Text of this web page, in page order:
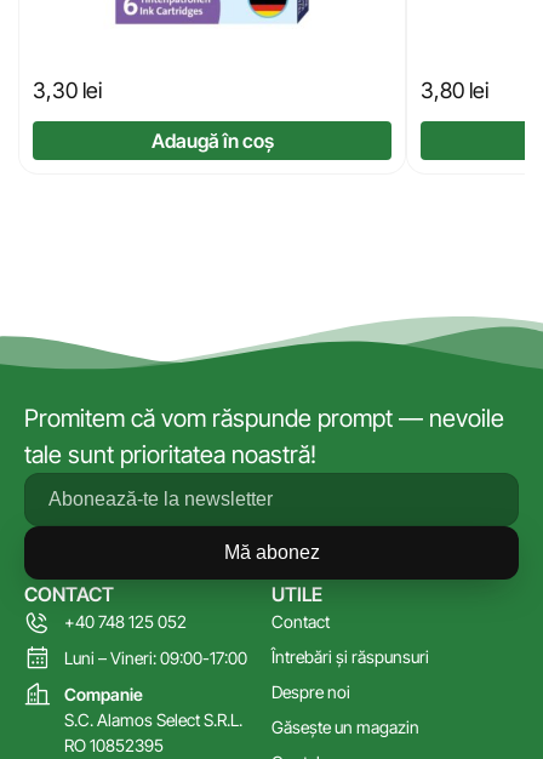
3,30 lei
Adaugă în coș
3,80 lei
Promitem că vom răspunde prompt — nevoile
tale sunt prioritatea noastră!
Mă abonez
UTILE
Contact
Întrebări și răspunsuri
Despre noi
Găsește un magazin
CONTACT
+40 748 125 052
Luni – Vineri: 09:00-17:00
Companie
S.C. Alamos Select S.R.L.
RO 10852395